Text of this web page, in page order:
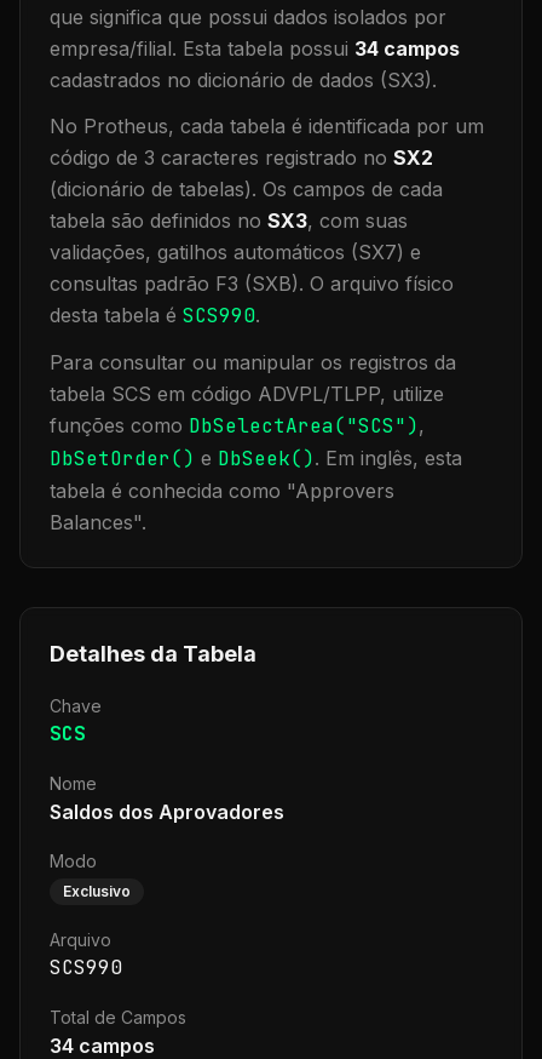
que significa que possui dados isolados por
empresa/filial. Esta tabela possui 34 campos
cadastrados no dicionário de dados (SX3).
No Protheus, cada tabela é identificada por um
código de 3 caracteres registrado no SX2
(dicionário de tabelas). Os campos de cada
tabela são definidos no SX3, com suas
validações, gatilhos automáticos (SX7) e
consultas padrão F3 (SXB). O arquivo físico
desta tabela é SCS990.
Para consultar ou manipular os registros da
tabela SCS em código ADVPL/TLPP, utilize
funções como DbSelectArea("SCS"),
DbSetOrder() e DbSeek(). Em inglês, esta
tabela é conhecida como "Approvers
Balances".
Detalhes da Tabela
Chave
SCS
Nome
Saldos dos Aprovadores
Modo
Exclusivo
Arquivo
SCS990
Total de Campos
34 campos